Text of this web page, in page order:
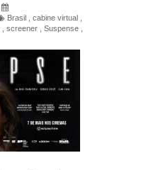
Brasil cabine virtual
screener Suspense